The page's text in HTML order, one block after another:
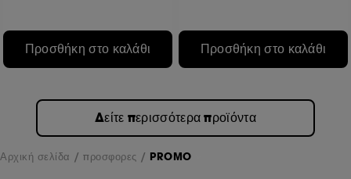
Προσθήκη στο καλάθι Προσθήκη στο καλάθι
Δείτε περισσότερα προϊόντα
Αρχική σελίδα προσφορες PROMO